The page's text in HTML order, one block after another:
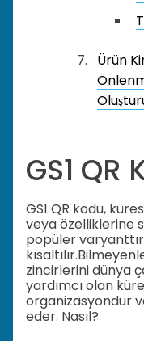
Ürün
GS1
GS1 QR kodu,
veya özelliklerine
popüler
kısaltılır.
zincirlerini dünya
yardımcı olan
organizasyondur
eder. Nasıl?